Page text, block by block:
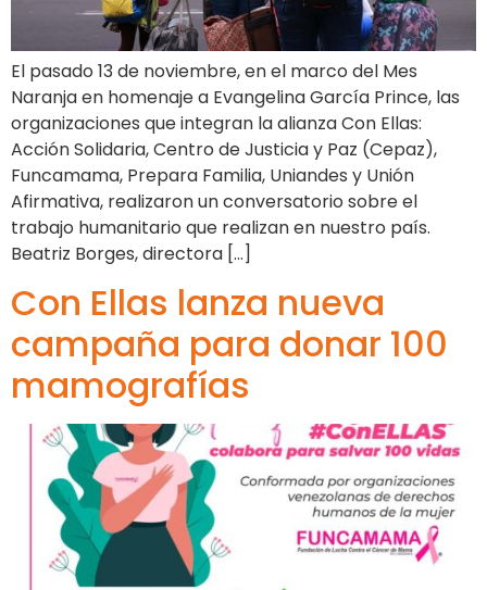
El pasado 13 de noviembre, en el marco del Mes
Naranja en homenaje a Evangelina García Prince, las
organizaciones que integran la alianza Con Ellas:
Acción Solidaria, Centro de Justicia y Paz (Cepaz),
Funcamama, Prepara Familia, Uniandes y Unión
Afirmativa, realizaron un conversatorio sobre el
trabajo humanitario que realizan en nuestro país.
Beatriz Borges, directora […]
Con Ellas lanza nueva
campaña para donar 100
mamografías